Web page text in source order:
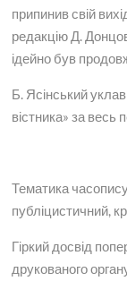
припинив свій
редакцію Д.
ідейно був
Б. Ясінський
вістника» за весь
Тематика
публіцистичний,
Гіркий досвід
друкованого